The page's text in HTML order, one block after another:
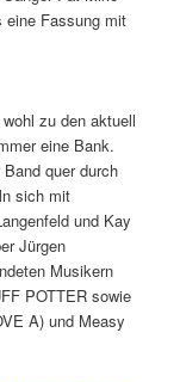
eine Fassung mit
zu den aktuell
eine Bank.
Band quer durch
sich mit
und Kay
Jürgen
Musikern
POTTER sowie
A) und Measy